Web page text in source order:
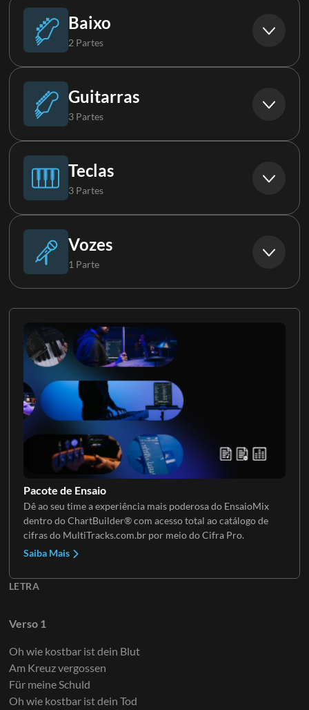
Bateria
Percussão
Loop
Baixo
2 Partes
Baixo
Baixo Synth
Guitarras
3 Partes
Violão
Guitarra
Teclas
3 Partes
Piano
Vozes
1 Parte
Pacote de Ensaio
Dê ao seu time a experiência mais poderosa do EnsaioMix
dentro do ChartBuilder® com acesso total ao catálogo de
cifras do MultiTracks.com.br por meio do Cifra Pro.
Saiba Mais
LETRA
Verso 1
Oh wie kostbar ist dein Blut
Am Kreuz vergossen
Für meine Schuld
Oh wie kostbar ist dein Tod